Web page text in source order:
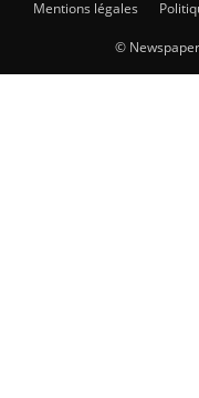
Mentions légales
©